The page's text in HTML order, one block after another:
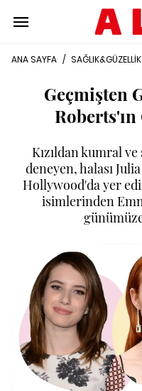
ANA SAYFA / SAĞLIK&GÜZELLİK
Geçmişten
Kızıldan kumral
deneyen, halası
Hollywood'da yer
isimlerinden